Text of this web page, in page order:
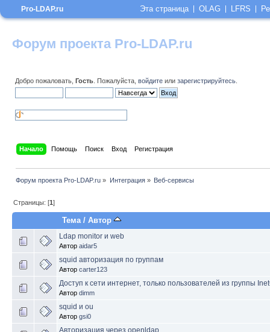
Форум проекта Pro-LDAP.ru
Добро пожаловать, Гость . Пожалуйста, войдите или зарегистрируйтесь
Начало Помощь Поиск Вход Регистрация
Форум проекта Pro-LDAP.ru » Интеграция» Веб-сервисы
Страницы: [1]
Тема /Автор
Ldap monitor и web
Автор aidar5
squid авторизация по группам
Автор carter123
Доступ к сети интернет, только пользователей из группы
Автор dimm
squid и ou
Автор gsi0
Авторизация через openldap
Pro-LDAP.ru Эта страница OLAG LFRS